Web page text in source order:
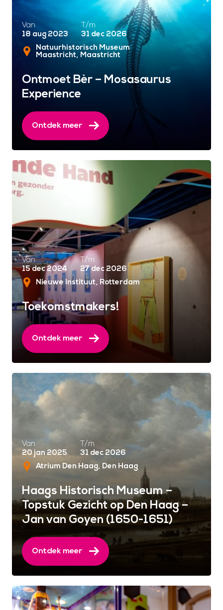
Van
18 aug 2023
T/m
31 dec 2026
Natuurhistorisch Museum
Maastricht Maastricht
Ontmoet Bèr – Mosasaurus
Experience
Ontdek meer
Van
15 dec 2024
T/m
27 dec 2026
Nieuwe Instituut Rotterdam
Toekomstmakers!
Ontdek meer
Van
20 jan 2025
T/m
31 dec 2026
Atrium Den Haag Den Haag
Haags Historisch Museum –
Topstuk Gezicht op Den Haag –
Jan van Goyen (1650-1651)
Ontdek meer